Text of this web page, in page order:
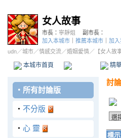
女人故事
市長： 寧靜姐
副市長：
加入本城市
推薦本城市 加入
udn／城市／情感交流／婚姻愛情／ 【女人故
本城市首頁 精
‧ 所有討論版
‧ 不分版
‧ 心 靈
討
標示